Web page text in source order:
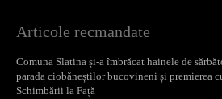
Articole recmandate
Comuna Slatina și-a îmbrăcat hainele de
parada ciobăneștilor bucovineni și premierea
Schimbării la Față